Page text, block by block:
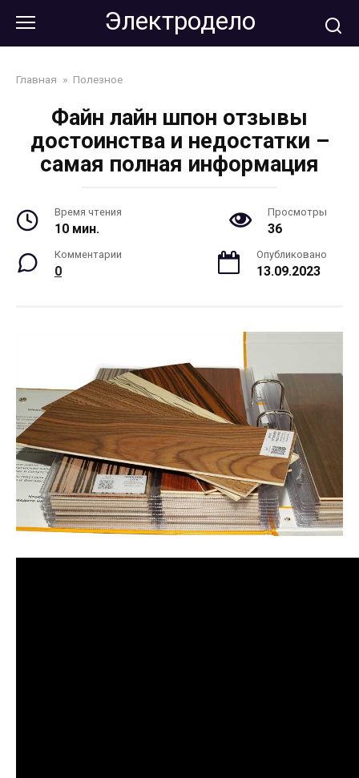
контенту
Электродело
Главная » Полезное
Файн лайн шпон отзывы
достоинства и недостатки –
самая полная информация
Время чтения
10 мин.
Просмотры
36
Комментарии
0
Опубликовано
13.09.2023